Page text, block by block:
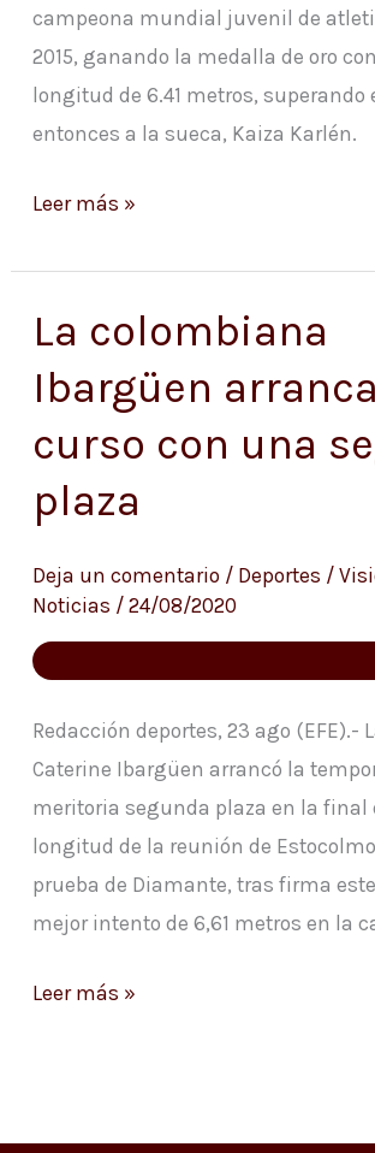
campeona mundial juvenil de
2015, ganando la medalla de oro
longitud de 6.41 metros, superando
entonces a la sueca, Kaiza Karlén.
Leer más »
La colombiana
Ibargüen
curso con una
plaza
Deja un comentario / Deportes /
Noticias / 24/08/2020
Redacción deportes, 23 ago (EFE).-
Caterine Ibargüen arrancó la
meritoria segunda plaza en la final
longitud de la reunión de
prueba de Diamante, tras firma
mejor intento de 6,61 metros en la
La
Ibargüen
arranca
curso
una
plaza
Leer más »